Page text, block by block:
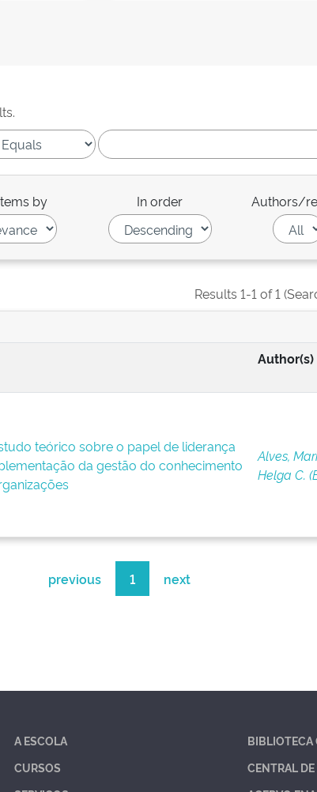
by In order Authors/
Results 1-1 of 1
Author(s)
teórico sobre o papel de liderança
da gestão do conhecimento
Alves,
Helga C.
previous 1 next
A ESCOLA
CURSOS
BIBLIOTECA
CENTRAL